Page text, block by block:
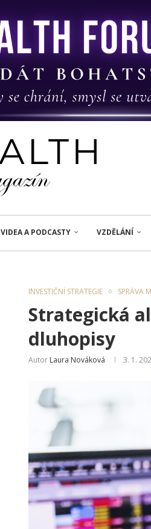
VIDEA A PODCASTY VZDĚLÁNÍ
INVESTIČNÍ STRATEGIE SPRÁVA
Strategická
dluhopisy
Autor Laura Nováková 3. 1.